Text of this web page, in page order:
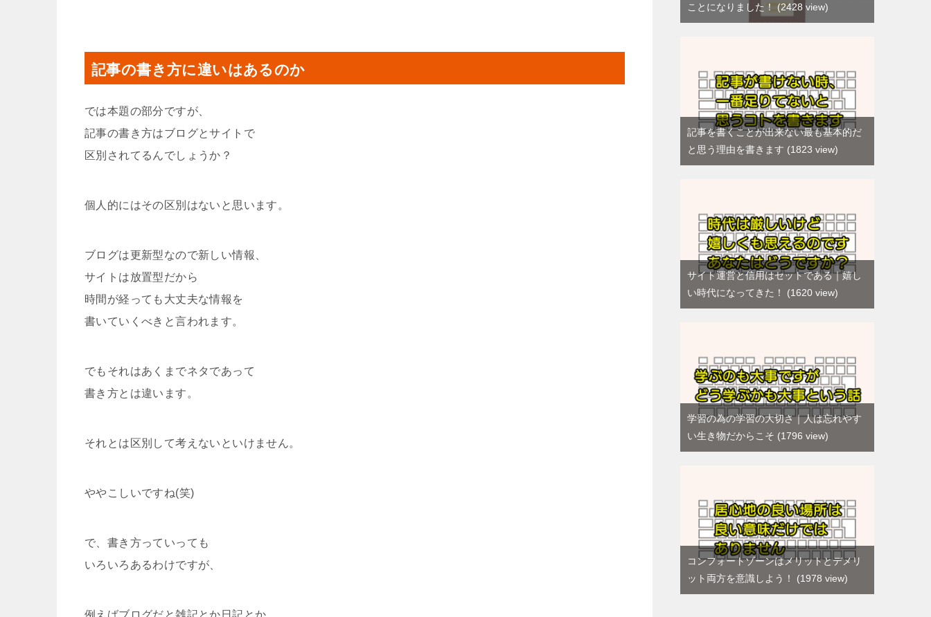
記事の書き方に違いはあるのか
では本題の部分ですが、
記事の書き方はブログとサイトで
区別されてるんでしょうか？
個人的にはその区別はないと思います。
ブログは更新型なので新しい情報、
サイトは放置型だから
時間が経っても大丈夫な情報を
書いていくべきと言われます。
でもそれはあくまでネタであって
書き方とは違います。
それとは区別して考えないといけません。
ややこしいですね(笑)
で、書き方っていっても
いろいろあるわけですが、
例えばブログだと雑記とか日記とか
ことになりました！ 2428 view
記事を書くことが出来ない最も基本的だ
と思う理由を書きます
1823 view
サイト運営と信用はセットである｜嬉し
い時代になってきた！
1620 view
学習の為の学習の大切さ｜人は忘れやす
い生き物だからこそ
1796 view
コンフォートゾーンはメリットとデメリ
ット両方を意識しよう！
1978 view